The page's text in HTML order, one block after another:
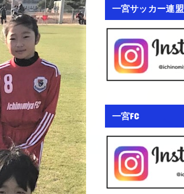
一宮サッカー連
一宮FC